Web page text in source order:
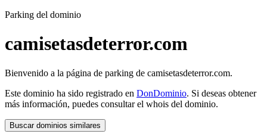
Parking del dominio
camisetasdeterror.com
Bienvenido a la página de parking de camisetasdeterror.com.
Este dominio ha sido registrado en DonDominio. Si deseas obtener
más información, puedes consultar el whois del dominio.
Buscar dominios similares